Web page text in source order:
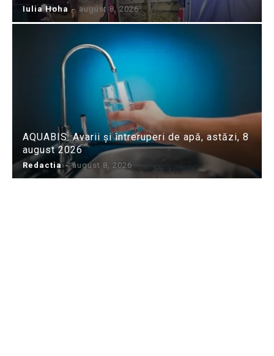
Iulia Hoha - august 8, 2026
AQUABIS: Avarii și întreruperi de apă, astăzi, 8
august 2026
Redactia - august 8, 2026